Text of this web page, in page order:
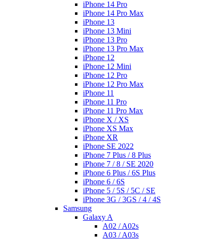
iPhone 14 Pro
iPhone 14 Pro Max
iPhone 13
iPhone 13 Mini
iPhone 13 Pro
iPhone 13 Pro Max
iPhone 12
iPhone 12 Mini
iPhone 12 Pro
iPhone 12 Pro Max
iPhone 11
iPhone 11 Pro
iPhone 11 Pro Max
iPhone X / XS
iPhone XS Max
iPhone XR
iPhone SE 2022
iPhone 7 Plus / 8 Plus
iPhone 7 / 8 / SE 2020
iPhone 6 Plus / 6S Plus
iPhone 6 / 6S
iPhone 5 / 5S / 5C / SE
iPhone 3G / 3GS / 4 / 4S
Samsung
Galaxy A
A02 / A02s
A03 / A03s